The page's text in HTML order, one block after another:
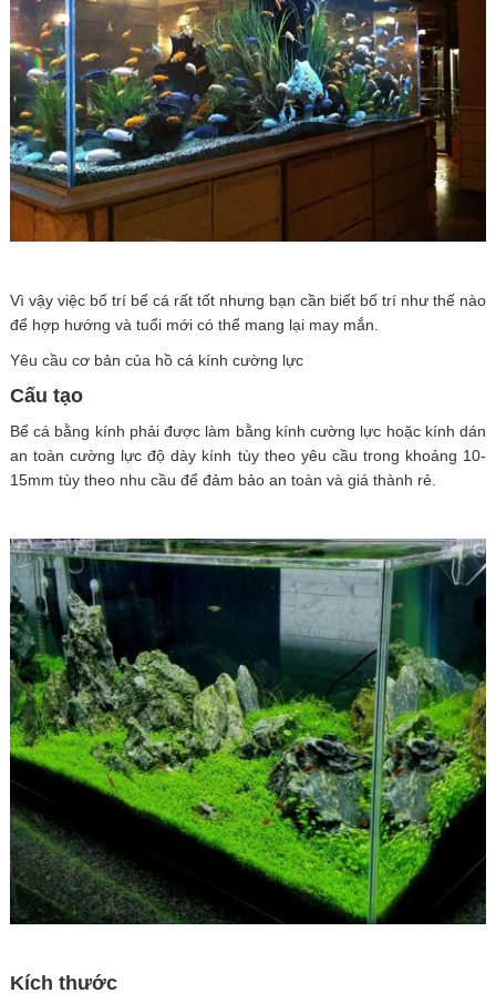
Vì vậy việc bố trí bể cá rất tốt nhưng bạn cần biết bố trí như thế nào
để hợp hướng và tuổi mới có thể mang lại may mắn.
Yêu cầu cơ bản của hồ cá kính cường lực
Cấu tạo
Bể cá bằng kính phải được làm bằng kính cường lực hoặc kính dán
an toàn cường lực độ dày kính tùy theo yêu cầu trong khoảng 10-
15mm tùy theo nhu cầu để đảm bảo an toàn và giá thành rẻ.
Kích thước